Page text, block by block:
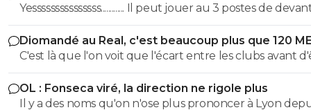
Yesssssssssssssss............. Il peut jouer au 3 postes de
est vraiment très bon ....
Diomandé au Real, c'est beaucoup plus que 120
C'est là que l'on voit que l'écart entre les clubs avant
sportif est financier. Tant mieux pour ces clubs, je ne
pas à l'injustice. Mais réussir à avoir des bons résultats,
durée, quand tu n'as pas un rond, est une anomalie
OL : Fonseca viré, la direction ne rigole plus
Il y a des noms qu'on n'ose plus prononcer à Lyon